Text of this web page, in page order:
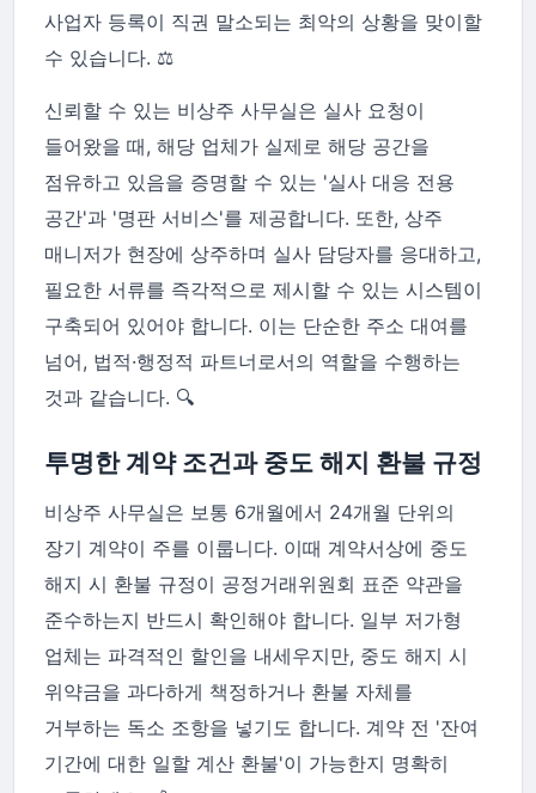
사업자 등록이 직권 말소되는 최악의 상황을 맞이할
수 있습니다. ⚖️
신뢰할 수 있는 비상주 사무실은 실사 요청이
들어왔을 때, 해당 업체가 실제로 해당 공간을
점유하고 있음을 증명할 수 있는 '실사 대응 전용
공간'과 '명판 서비스'를 제공합니다. 또한, 상주
매니저가 현장에 상주하며 실사 담당자를 응대하고,
필요한 서류를 즉각적으로 제시할 수 있는 시스템이
구축되어 있어야 합니다. 이는 단순한 주소 대여를
넘어, 법적·행정적 파트너로서의 역할을 수행하는
것과 같습니다. 🔍
투명한 계약 조건과 중도 해지 환불 규정
비상주 사무실은 보통 6개월에서 24개월 단위의
장기 계약이 주를 이룹니다. 이때 계약서상에 중도
해지 시 환불 규정이 공정거래위원회 표준 약관을
준수하는지 반드시 확인해야 합니다. 일부 저가형
업체는 파격적인 할인을 내세우지만, 중도 해지 시
위약금을 과다하게 책정하거나 환불 자체를
거부하는 독소 조항을 넣기도 합니다. 계약 전 '잔여
기간에 대한 일할 계산 환불'이 가능한지 명확히